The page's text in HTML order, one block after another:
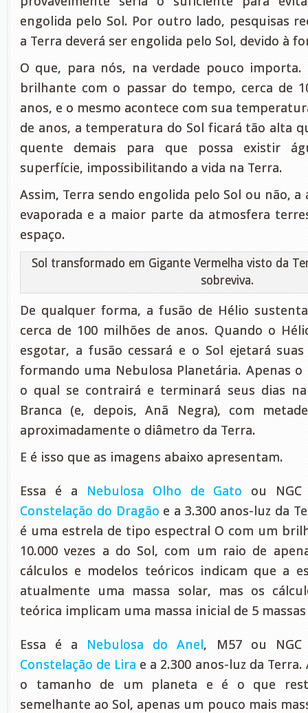
engolida pelo Sol. Por outro lado, pesquisas
a Terra deverá ser engolida pelo Sol, devido à
O que, para nós, na verdade pouco importa.
brilhante com o passar do tempo, cerca de
anos, e o mesmo acontece com sua
de anos, a temperatura do Sol ficará tão alta
quente demais para que possa existir
superfície, impossibilitando a vida na Terra.
Assim, Terra sendo engolida pelo Sol ou não,
evaporada e a maior parte da atmosfera
espaço.
Sol transformado em Gigante Vermelha visto da
sobreviva.
De qualquer forma, a fusão de Hélio
cerca de 100 milhões de anos. Quando o
esgotar, a fusão cessará e o Sol ejetará suas
formando uma Nebulosa Planetária. Apenas
o qual se contrairá e terminará seus dias
Branca (e, depois, Anã Negra), com
aproximadamente o diâmetro da Terra.
E é isso que as imagens abaixo apresentam.
Essa é a Nebulosa Olho de Gato ou NGC
Constelação do Dragão e a 3.300 anos-luz da
é uma estrela de tipo espectral O com um
10.000 vezes a do Sol, com um raio de
cálculos e modelos teóricos indicam que a
atualmente uma massa solar, mas os
teórica implicam uma massa inicial de 5
Essa é a Nebulosa do Anel, M57 ou NGC
Constelação de Lira e a 2.300 anos-luz da
o tamanho de um planeta e é o que
semelhante ao Sol, apenas um pouco mais